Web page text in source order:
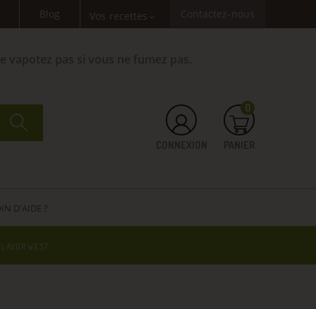
Blog Vos recettes expand_more Contactez-nous
0
D'AIDE ?
WEST